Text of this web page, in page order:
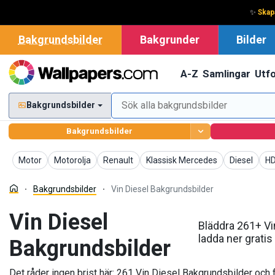
✨
Bakgrundsbilder Bakgrunder Bilder
A-Z Samlingar
Bakgrundsbilder
Bakgrundsbilder
Motor
Bakgrundsbilder
Motorolja
BakgrundsbilderRenault
BakgrundsbilderKlassisk Mercedes
Bakgrundsbilder Diesel
Bakgrundsbilder Vin Diesel Bakgrundsbilder
Vin Diesel
Bakgrundsbilder
Bläddra 261+
ladda ner gratis